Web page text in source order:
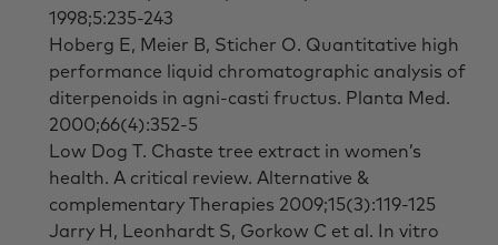
1998;5:235-243
Hoberg E, Meier B, Sticher O. Quantitative high
performance liquid chromatographic analysis of
diterpenoids in agni-casti fructus. Planta Med.
2000;66(4):352-5
Low Dog T. Chaste tree extract in women’s
health. A critical review. Alternative &
complementary Therapies 2009;15(3):119-125
Jarry H, Leonhardt S, Gorkow C et al. In vitro